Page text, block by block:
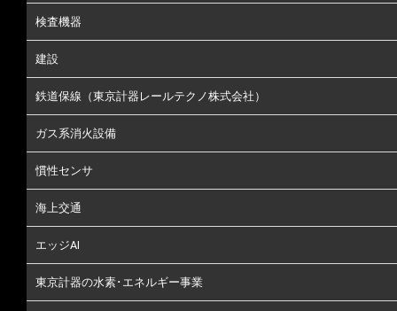
検査機器
建設
鉄道保線（東京計器レールテクノ株式会社）
ガス系消火設備
慣性センサ
海上交通
エッジAI
東京計器の水素･エネルギー事業